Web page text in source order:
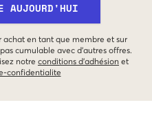
AUJOURD'HUI
achat en tant que membre et sur
cumulable avec d'autres offres.
notre conditions d'adhésion et
confidentialite